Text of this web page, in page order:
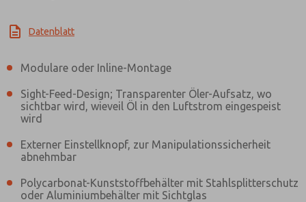
Datenblatt
Modulare oder Inline-Montage
Sight-Feed-Design; Transparenter Öler-Aufsatz, wo
sichtbar wird, wieveil Öl in den Luftstrom eingespeist
wird
Externer Einstellknopf, zur Manipulationssicherheit
abnehmbar
Polycarbonat-Kunststoffbehälter mit Stahlsplitterschutz
oder Aluminiumbehälter mit Sichtglas